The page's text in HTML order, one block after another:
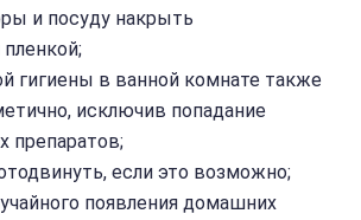
и посуду накрыть
гигиены в ванной комнате также
исключив попадание
препаратов;
если это возможно;
появления домашних